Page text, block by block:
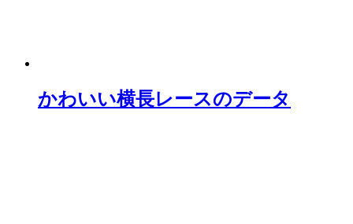
かわいい横長レースのデータ